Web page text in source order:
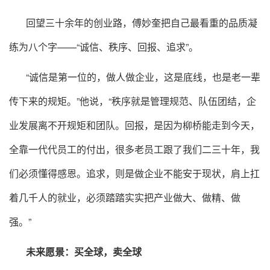
回望三十余年的创业路，傅妙奎把自己最看重的品质凝
练为八个字——“诚信、秩序、回报、追求”。
“诚信是第一位的，做人做企业，这是底线，也是老一辈
传下来的规矩。”他说，“秩序就是管理规范、队伍团结，企
业发展离不开规矩和团队。回报，是因为柳桥能走到今天，
全靠一代代员工的付出，很多老员工跟了我们二三十年，我
们必须懂得感恩。追求，则是做企业不能安于现状，肩上扛
着几千人的就业，必须踏踏实实把产业做大、做精、做
强。”
未来愿景：买全球，卖全球